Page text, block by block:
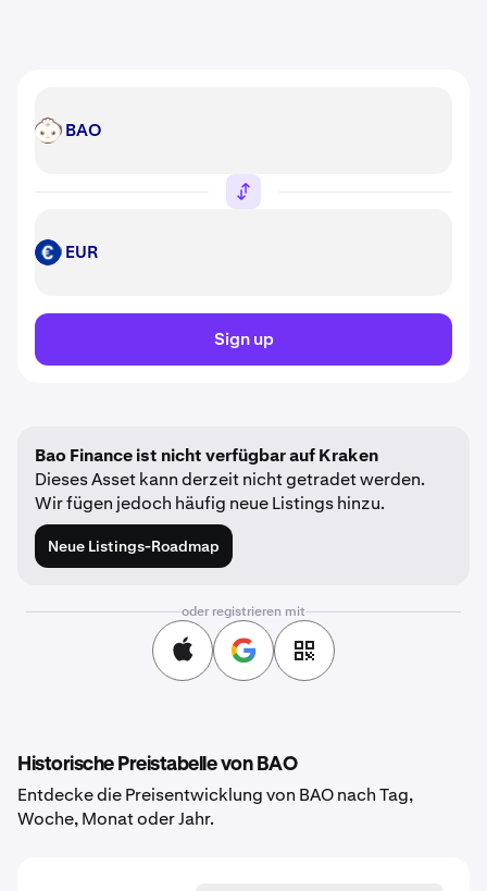
BAO BAO
EUR EUR
Sign up
Bao Finance ist nicht verfügbar auf Kraken
Dieses Asset kann derzeit nicht getradet werden.
Wir fügen jedoch häufig neue Listings hinzu.
Neue Listings-Roadmap
oder registrieren mit
Historische Preistabelle von BAO
Entdecke die Preisentwicklung von BAO nach Tag,
Woche, Monat oder Jahr.